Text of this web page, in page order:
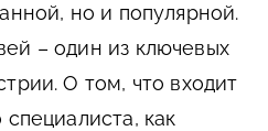
но и популярной.
– один из ключевых
О том, что входит
как